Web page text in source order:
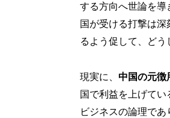
する方向へ世論を導
国が受ける打撃は
るよう促して、どう
現実に、 中国の元徴
国で利益を上げてい
ビジネスの論理であ